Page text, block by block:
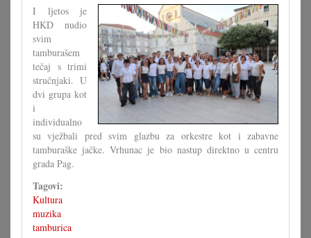
I ljetos je
HKD nudio
svim
tamburašem
tečaj s trimi
stručnjaki. U
dvi grupa kot
i
individualno
su vježbali pred svim glazbu za orkestre kot i zabavne
tamburaške jačke. Vrhunac je bio nastup direktno u centru
grada Pag.
Tagovi:
Kultura
muzika
tamburica